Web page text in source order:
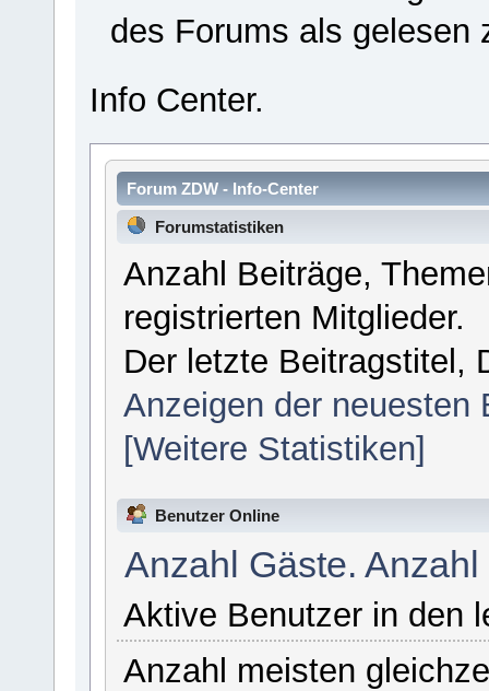
des Forums als gelesen
Info Center.
Forum ZDW - Info-Center
Forumstatistiken
Anzahl Beiträge,
registrierten Mitglieder.
Der letzte Beitragstitel,
Anzeigen der neuesten
[Weitere Statistiken]
Benutzer Online
Anzahl Gäste.
Aktive Benutzer in den
Anzahl meisten